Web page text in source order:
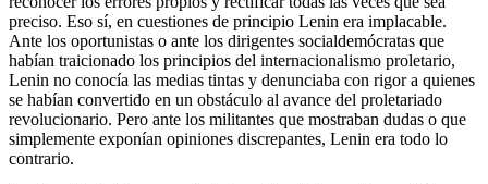
preciso. Eso sí, en cuestiones de principio Lenin era implacable.
Ante los oportunistas o ante los dirigentes socialdemócratas que
habían traicionado los principios del internacionalismo proletario,
Lenin no conocía las medias tintas y denunciaba con rigor a quienes
se habían convertido en un obstáculo al avance del proletariado
revolucionario. Pero ante los militantes que mostraban dudas o que
simplemente exponían opiniones discrepantes, Lenin era todo lo
contrario.